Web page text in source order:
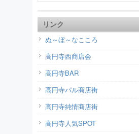
リンク
ぬ～ぼ～なこころ
高円寺西商店会
高円寺BAR
高円寺パル商店街
高円寺純情商店街
高円寺人気SPOT